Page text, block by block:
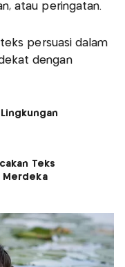
atau peringatan.
persuasi dalam
dengan
Teks
Merdeka